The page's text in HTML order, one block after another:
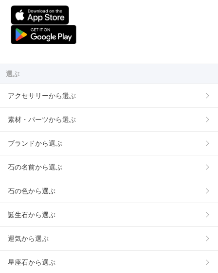
選ぶ
アクセサリーから選ぶ
素材・パーツから選ぶ
ブランドから選ぶ
石の名前から選ぶ
石の色から選ぶ
誕生石から選ぶ
運気から選ぶ
星座石から選ぶ